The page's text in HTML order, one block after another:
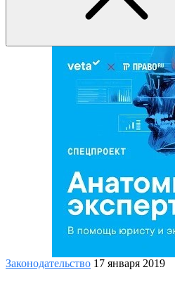
Законодательство 17 января 2019